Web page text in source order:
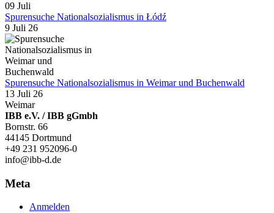
09 Juli
Spurensuche Nationalsozialismus in Łódź
9 Juli 26
Spurensuche Nationalsozialismus in Weimar und Buchenwald
13 Juli 26
Weimar
IBB e.V. / IBB gGmbh
Bornstr. 66
44145 Dortmund
+49 231 952096-0
info@ibb-d.de
Meta
Anmelden